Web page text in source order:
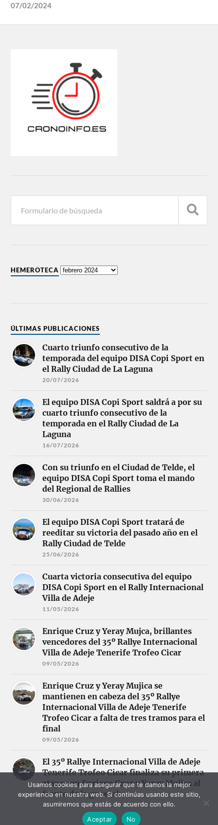
07/02/2024
HEMEROTECA
ÚLTIMAS PUBLICACIONES
Cuarto triunfo consecutivo de la
temporada del equipo DISA Copi Sport en
el Rally Ciudad de La Laguna
20/07/2026
El equipo DISA Copi Sport saldrá a por su
cuarto triunfo consecutivo de la
temporada en el Rally Ciudad de La
Laguna
16/07/2026
Con su triunfo en el Ciudad de Telde, el
equipo DISA Copi Sport toma el mando
del Regional de Rallies
30/06/2026
El equipo DISA Copi Sport tratará de
reeditar su victoria del pasado año en el
Rally Ciudad de Telde
25/06/2026
Cuarta victoria consecutiva del equipo
DISA Copi Sport en el Rally Internacional
Villa de Adeje
11/05/2026
Enrique Cruz y Yeray Mujca, brillantes
vencedores del 35º Rallye Internacional
Villa de Adeje Tenerife Trofeo Cicar
09/05/2026
Enrique Cruz y Yeray Mujica se
mantienen en cabeza del 35º Rallye
Internacional Villa de Adeje Tenerife
Trofeo Cicar a falta de tres tramos para el
final
09/05/2026
El 35º Rallye Internacional Villa de Adeje
Tenerife Trofeo Cicar finaliza su primera
etapa con Enrique Cruz y Yeray Mujica al
frente de la general
09/05/2026
Usamos cookies para asegurar que te damos la mejor
experiencia en nuestra web. Si continúas usando este sitio,
asumiremos que estás de acuerdo con ello.
Aceptar
No